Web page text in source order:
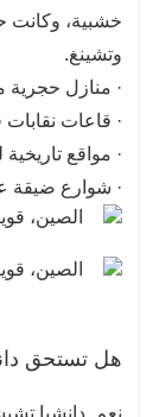
خشبية، وكانت
وتشينغ.
· منازل حجرية
· قاعات
· مواقع
· شوارع ضيقة
هل تستحق
نعم. دانشيا